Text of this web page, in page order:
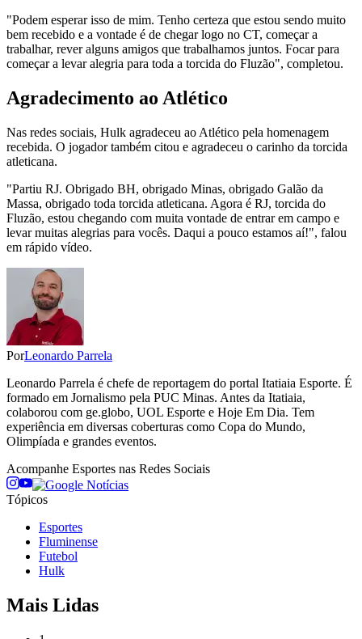
"Podem esperar isso de mim. Tenho certeza que estou sendo muito
bem recebido e a vontade é de chegar logo no CT, começar a
trabalhar, rever alguns amigos que trabalhamos juntos. Focar para
começar a levar alegria para toda a torcida do Fluzão", completou.
Agradecimento ao Atlético
Nas redes sociais, Hulk agradeceu ao Atlético pela homenagem
recebida. O jogador também citou e agradeceu o carinho da torcida
atleticana.
"Partiu RJ. Obrigado BH, obrigado Minas, obrigado Galão da
Massa, obrigado toda torcida atleticana. Agora é RJ, torcida do
Fluzão, estou chegando com muita vontade de entrar em campo e
levar muitas alegrias para vocês. Daqui a pouco estamos aí!", falou
em rápido vídeo.
PorLeonardo Parrela
Leonardo Parrela é chefe de reportagem do portal Itatiaia Esporte. É
formado em Jornalismo pela PUC Minas. Antes da Itatiaia,
colaborou com ge.globo, UOL Esporte e Hoje Em Dia. Tem
experiência em diversas coberturas como Copa do Mundo,
Olimpíada e grandes eventos.
Acompanhe Esportes nas Redes Sociais
Tópicos
Esportes
Fluminense
Futebol
Hulk
Mais Lidas